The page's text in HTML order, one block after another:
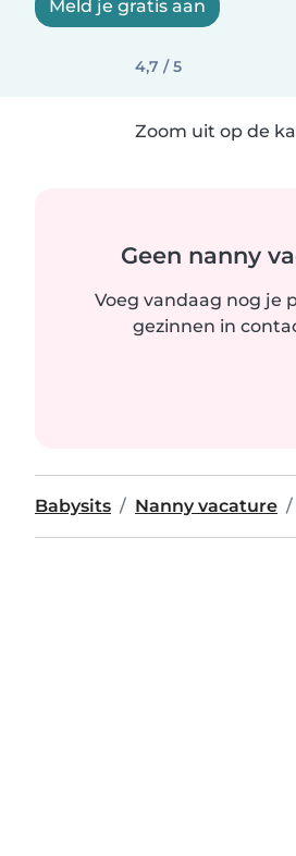
Meld je gratis aan
4,7 / 5
Zoom uit op de
Geen nanny
Voeg vandaag nog je
gezinnen in
Babysits Nanny vacature